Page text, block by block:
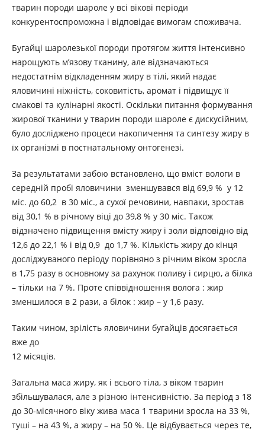
тварин породи шароле у всі вікові періоди
конкурентоспроможна і відповідає вимогам споживача.
Бугайці шаролезької породи протягом життя інтенсивно
нарощують м’язову тканину, але відзначаються
недостатнім відкладенням жиру в тілі, який надає
яловичині ніжність, соковитість, аромат і підвищує її
смакові та кулінарні якості. Оскільки питання формування
жирової тканини у тварин породи шароле є дискусійним,
було досліджено процеси накопичення та синтезу жиру в
їх організмі в постнатальному онтогенезі.
За результатами забою встановлено, що вміст вологи в
середній пробі яловичини зменшувався від 69,9 % у 12
міс. до 60,2 в 30 міс., а сухої речовини, навпаки, зростав
від 30,1 % в річному віці до 39,8 % у 30 міс. Також
відзначено підвищення вмісту жиру і золи відповідно від
12,6 до 22,1 % і від 0,9 до 1,7 %. Кількість жиру до кінця
досліджуваного періоду порівняно з річним віком зросла
в 1,75 разу в основному за рахунок поливу і сирцю, а білка
– тільки на 7 %. Проте співвідношення волога : жир
зменшилося в 2 рази, а білок : жир – у 1,6 разу.
Таким чином, зрілість яловичини бугайців досягається
вже до
12 місяців.
Загальна маса жиру, як і всього тіла, з віком тварин
збільшувалася, але з різною інтенсивністю. За період з 18
до 30-місячного віку жива маса 1 тварини зросла на 33 %,
туші – на 43 %, а жиру – на 50 %. Це відбувається через те,